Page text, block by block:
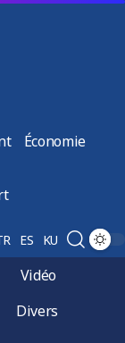
Économie
ES KU
Vidéo
Divers